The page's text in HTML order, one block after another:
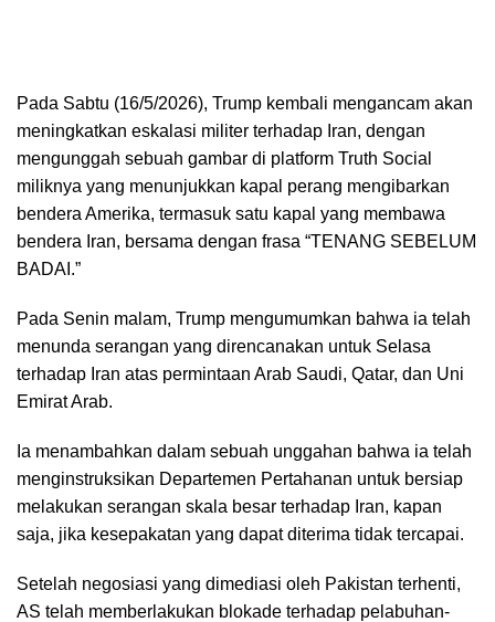
Pada Sabtu (16/5/2026), Trump kembali mengancam akan
meningkatkan eskalasi militer terhadap Iran, dengan
mengunggah sebuah gambar di platform Truth Social
miliknya yang menunjukkan kapal perang mengibarkan
bendera Amerika, termasuk satu kapal yang membawa
bendera Iran, bersama dengan frasa “TENANG SEBELUM
BADAI.”
Pada Senin malam, Trump mengumumkan bahwa ia telah
menunda serangan yang direncanakan untuk Selasa
terhadap Iran atas permintaan Arab Saudi, Qatar, dan Uni
Emirat Arab.
Ia menambahkan dalam sebuah unggahan bahwa ia telah
menginstruksikan Departemen Pertahanan untuk bersiap
melakukan serangan skala besar terhadap Iran, kapan
saja, jika kesepakatan yang dapat diterima tidak tercapai.
Setelah negosiasi yang dimediasi oleh Pakistan terhenti,
AS telah memberlakukan blokade terhadap pelabuhan-